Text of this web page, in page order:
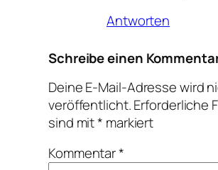
Antworten
Schreibe einen
Deine E-Mail-Adresse wird
veröffentlicht.Erforderliche
sind mit* markiert
Kommentar*